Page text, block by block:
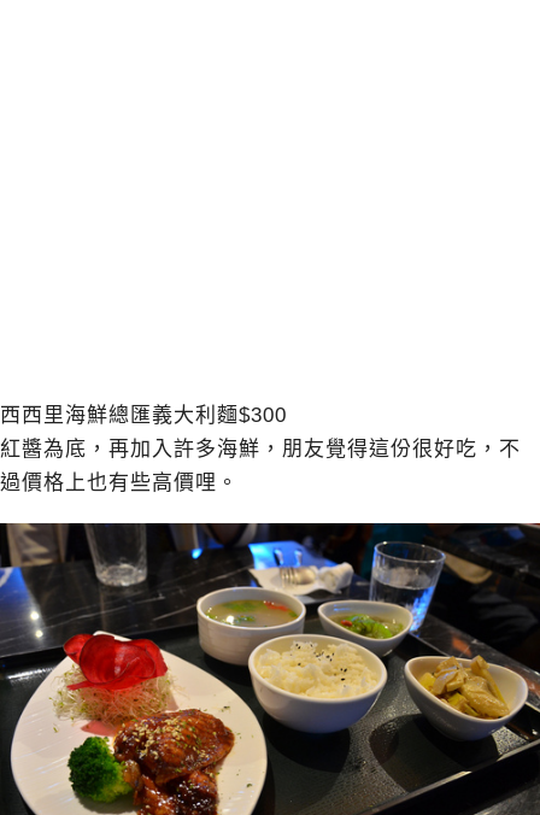
西西里海鮮總匯義大利麵$300
紅醬為底，再加入許多海鮮，朋友覺得這份很好吃，不
過價格上也有些高價哩。